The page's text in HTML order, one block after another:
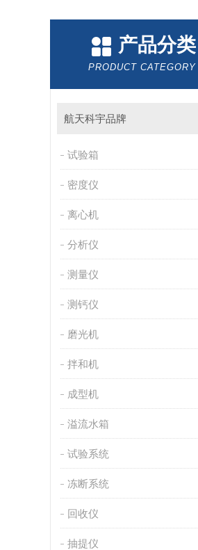
产品分类
PRODUCT CATEGORY
航天科宇品牌
试验箱
密度仪
离心机
分析仪
测量仪
测钙仪
磨光机
拌和机
成型机
溢流水箱
试验系统
冻断系统
回收仪
抽提仪